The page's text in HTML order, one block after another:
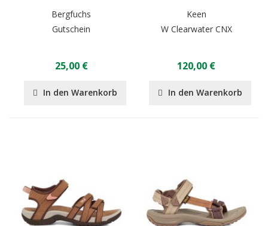
Bergfuchs
Gutschein
25,00 €
In den Warenkorb
Keen
W Clearwater CNX
120,00 €
In den Warenkorb